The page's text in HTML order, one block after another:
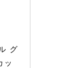
グ
ッ